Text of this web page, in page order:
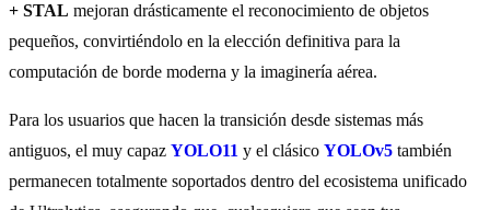
+ STAL mejoran drásticamente el reconocimiento de objetos
pequeños, convirtiéndolo en la elección definitiva para la
computación de borde moderna y la imaginería aérea.
Para los usuarios que hacen la transición desde sistemas más
antiguos, el muy capaz YOLO11 y el clásico YOLOv5 también
permanecen totalmente soportados dentro del ecosistema unificado